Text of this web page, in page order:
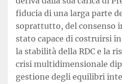
fiducia di una larga parte
soprattutto, del consenso
stato capace di costruirsi
la stabilità della RDC e la
crisi multidimensionale
gestione degli equilibri